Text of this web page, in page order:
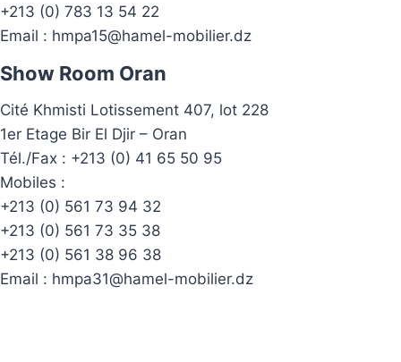
+213 (0) 783 13 54 22
Email : hmpa15@hamel-mobilier.dz
Show Room Oran
Cité Khmisti Lotissement 407, lot 228
1er Etage Bir El Djir – Oran
Tél./Fax : +213 (0) 41 65 50 95
Mobiles :
+213 (0) 561 73 94 32
+213 (0) 561 73 35 38
+213 (0) 561 38 96 38
Email : hmpa31@hamel-mobilier.dz